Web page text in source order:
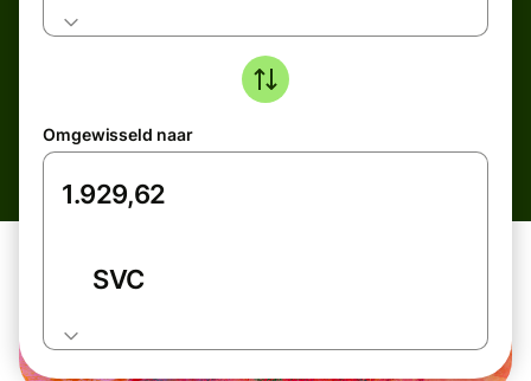
Omgewisseld naar
SVC